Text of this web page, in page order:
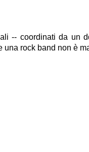
-- coordinati da un
rock band non è